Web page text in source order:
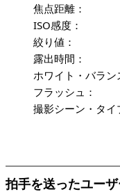
焦点距離：
ISO感度：
絞り値：
露出時間：
ホワイト・バラン
フラッシュ：
撮影シーン・タイ
拍手を送ったユー